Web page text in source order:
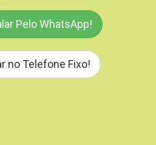
Pelo WhatsApp!
no Telefone Fixo!